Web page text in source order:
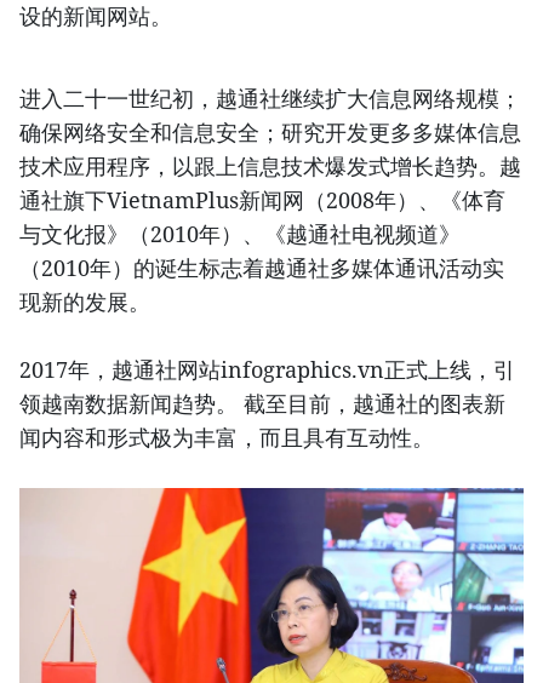
设的新闻网站。
进入二十一世纪初，越通社继续扩大信息网络规模；
确保网络安全和信息安全；研究开发更多多媒体信息
技术应用程序，以跟上信息技术爆发式增长趋势。越
通社旗下VietnamPlus新闻网（2008年）、《体育
与文化报》（2010年）、《越通社电视频道》
（2010年）的诞生标志着越通社多媒体通讯活动实
现新的发展。
2017年，越通社网站infographics.vn正式上线，引
领越南数据新闻趋势。 截至目前，越通社的图表新
闻内容和形式极为丰富，而且具有互动性。